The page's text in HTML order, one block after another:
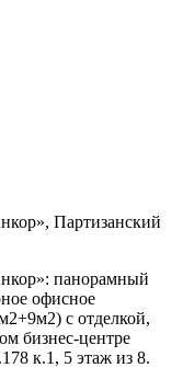
Партизанский
панорамный
офисное
с отделкой,
бизнес-центре
к.1, 5 этаж из 8.